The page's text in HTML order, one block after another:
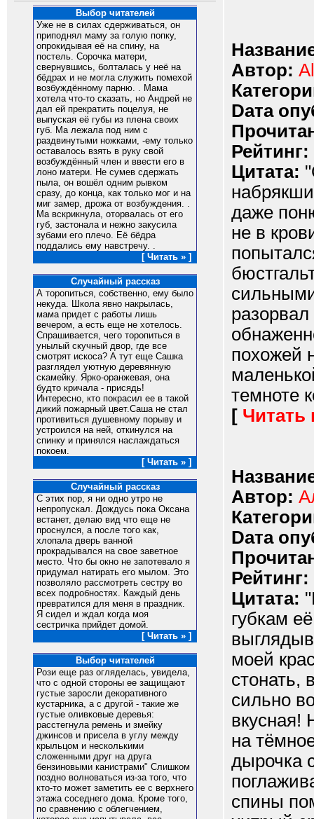
Выбор читателей
Уже не в силах сдерживаться, он
приподнял маму за голую попку,
опрокидывая её на спину, на
постель. Сорочка матери,
свернувшись, болталась у неё на
бёдрах и не могла служить помехой
возбуждённому парню. . Мама
хотела что-то сказать, но Андрей не
дал ей прекратить поцелуя, не
выпуская её губы из плена своих
губ. Ма лежала под ним с
раздвинутыми ножками, -ему только
оставалось взять в руку свой
возбуждённый член и ввести его в
лоно матери. Не сумев сдержать
пыла, он вошёл одним рывком
сразу, до конца, как только мог и на
миг замер, дрожа от возбуждения. .
Ма вскрикнула, оторвалась от его
губ, застонала и нежно закусила
зубами его плечо. Её бёдра
поддались ему навстречу. .
[ Читать » ]
Случайный рассказ
А торопиться, собственно, ему было
некуда. Школа явно накрылась,
мама придет с работы лишь
вечером, а есть еще не хотелось.
Спрашивается, чего торопиться в
унылый скучный двор, где все
смотрят искоса? А тут еще Сашка
разглядел уютную деревянную
скамейку. Ярко-оранжевая, она
будто кричала - присядь!
Интересно, кто покрасил ее в такой
дикий пожарный цвет.Саша не стал
противиться душевному порыву и
устроился на ней, откинулся на
спинку и принялся наслаждаться
покоем.
[ Читать » ]
Случайный рассказ
С этих пор, я ни одно утро не
непропускал. Дождусь пока Оксана
встанет, делаю вид что еще не
проснулся, а после того как,
хлопала дверь ванной
прокрадывался на свое заветное
место. Что бы окно не запотевало я
придумал натирать его мылом. Это
позволяло рассмотреть сестру во
всех подробностях. Каждый день
превратился для меня в праздник.
Я сидел и ждал когда моя
сестричка прийдет домой.
[ Читать » ]
Выбор читателей
Рози еще раз огляделась, увидела,
что с одной стороны ее защищают
густые заросли декоративного
кустарника, а с другой - такие же
густые оливковые деревья:
расстегнула ремень и змейку
джинсов и присела в углу между
крыльцом и несколькими
сложенными друг на друга
бензиновыми канистрами" Слишком
поздно волноваться из-за того, что
кто-то может заметить ее с верхнего
этажа соседнего дома. Кроме того,
по сравнению с облегчением,
Автор:
Dата
Рейтинг:
Цитата:
даже
не в
похожей
темноте
[ Читать
Автор:
Dата
Рейтинг:
Цитата:
губкам
моей
стонать,
сильно
вкусная!
на
дырочка
спины